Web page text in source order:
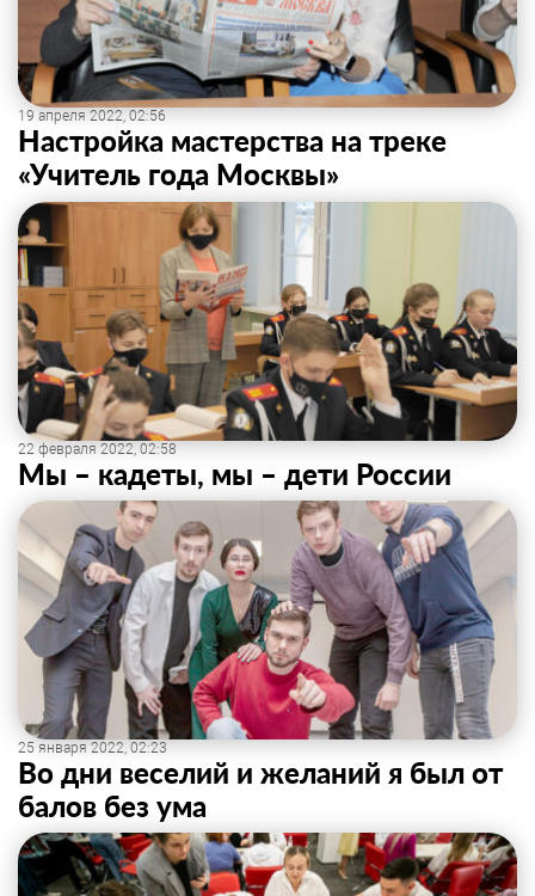
19 апреля 2022, 02:56
Настройка мастерства на треке
«Учитель года Москвы»
22 февраля 2022, 02:58
Мы – кадеты, мы – дети России
25 января 2022, 02:23
Во дни веселий и желаний я был от
балов без ума